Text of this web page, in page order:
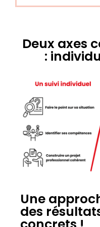
Deux axes
:
Une
des